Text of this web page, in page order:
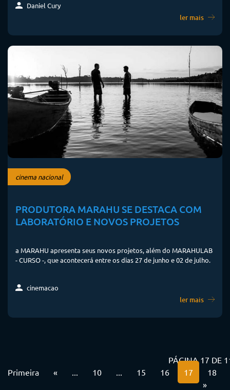
Daniel Cury
ler mais
cinema nacional
PRODUTORA MARAHU SE DESTACA COM
LABORATÓRIO E NOVOS PROJETOS
a MARAHU apresenta seus novos projetos, além do MARAHULAB
- CURSO -, que acontecerá entre os dias 27 de junho e 02 de julho.
cinemacao
ler mais
PÁGINA 17 DE
Primeira
« 10 15 16 17
18
»